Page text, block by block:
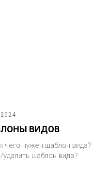
ВИДОВ
чего нужен шаблон вида?
шаблон вида?